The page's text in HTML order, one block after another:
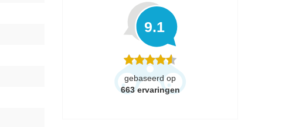
9.1
gebaseerd op
663 ervaringen